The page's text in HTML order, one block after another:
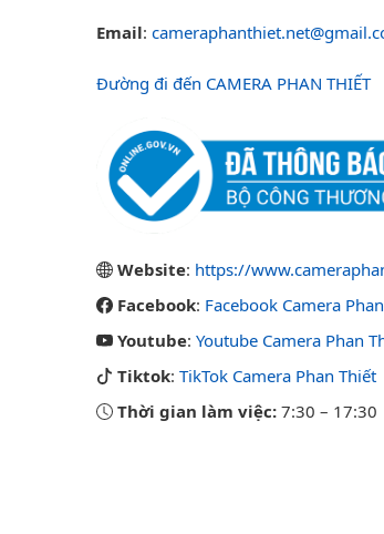
Email:
Đường đi đến CAMERA PHAN THIẾT
Website: https://
Facebook: Facebook Camera
Youtube: Youtube Camera Phan
Tiktok: TikTok Camera Phan Thiết
Thời gian làm việc: 7:30 – 17:30